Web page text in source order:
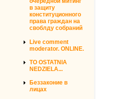
в защиту
конституционного
права граждан на
своблду собраний
Live comment
moderator. ONLINE.
TO OSTATNIA
NEDZIELA...
Беззаконие в
лицах